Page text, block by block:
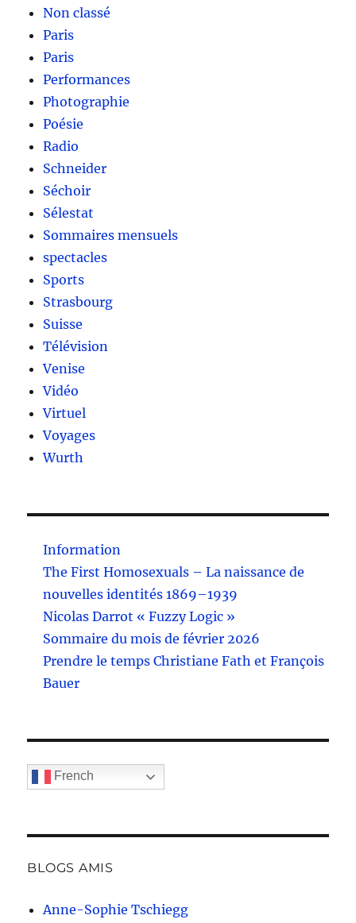
Non classé
Paris
Paris
Performances
Photographie
Poésie
Radio
Schneider
Séchoir
Sélestat
Sommaires mensuels
spectacles
Sports
Strasbourg
Suisse
Télévision
Venise
Vidéo
Virtuel
Voyages
Wurth
Information
The First Homosexuals – La naissance de
nouvelles identités 1869–1939
Nicolas Darrot « Fuzzy Logic »
Sommaire du mois de février 2026
Prendre le temps Christiane Fath et François
Bauer
French
BLOGS AMIS
Anne-Sophie Tschiegg